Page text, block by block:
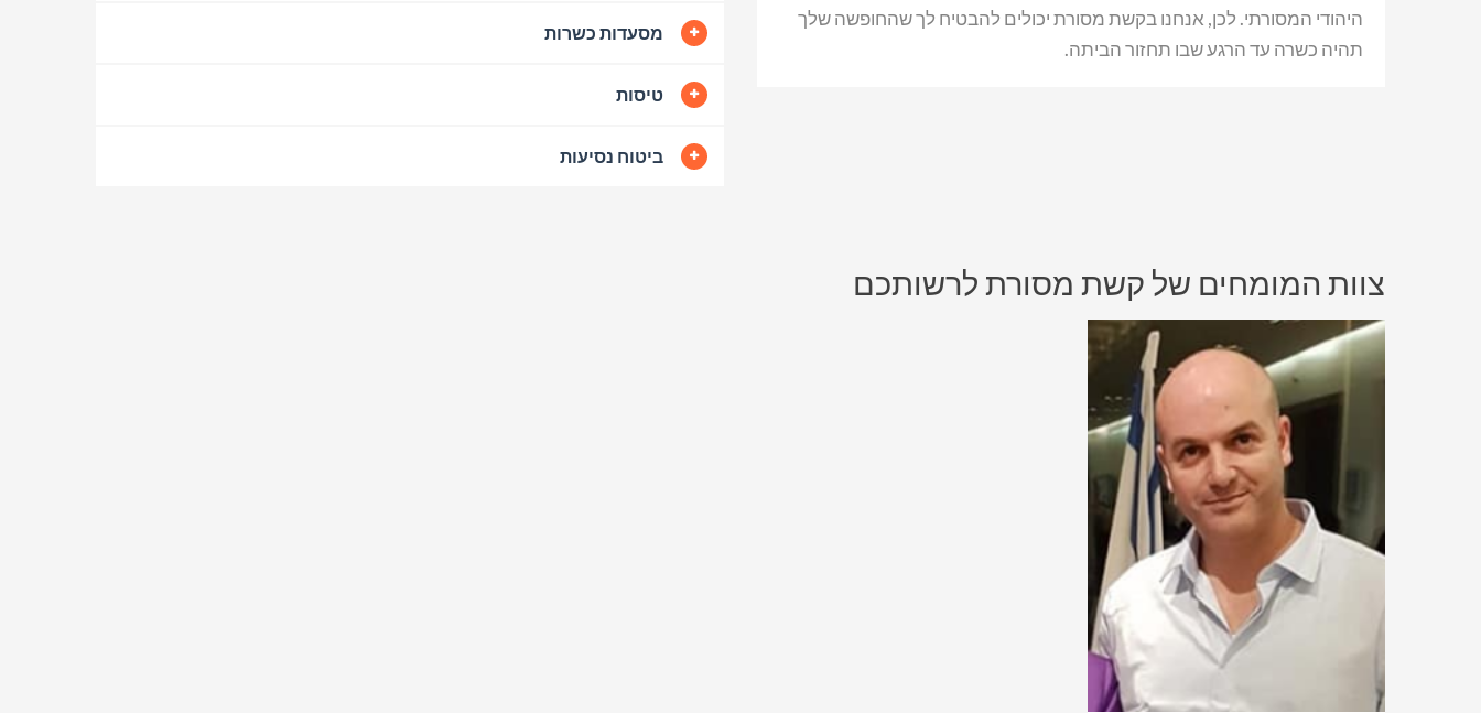
היהודי המסורתי. לכן, אנחנו בקשת מסורת יכולים להבטיח לך שהחופשה שלך
תהיה כשרה עד הרגע שבו תחזור הביתה.
מסעדות כשרות
טיסות
ביטוח נסיעות
צוות המומחים של קשת מסורת לרשותכם